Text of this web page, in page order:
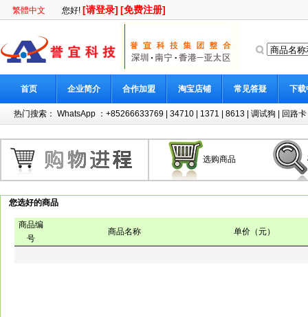
繁體中文 您好! [请登录] [免费注册]
首页 企业简介 合作加盟 淘宝店铺 常见答疑 下载
热门搜索： WhatsApp ：+85266633769 34710 1371 8613 调试狗 回路卡
选购商品
您选好的商品
商品编
号
商品名称 单价（元）